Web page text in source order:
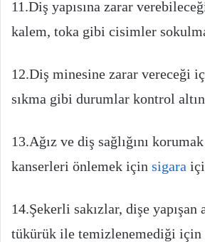
11.Diş yapısına zarar
kalem, toka gibi cisimler
12.Diş minesine zarar vereceği
sıkma gibi durumlar kontrol
13.Ağız ve diş sağlığını
kanserleri önlemek için sigara
14.Şekerli sakızlar, dişe yapışan
tükürük ile temizlenemediği için